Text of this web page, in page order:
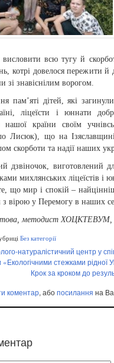
всю тугу й
котрі довелося пережити
зі знавіснілим ворогом.
пам’яті дітей, які загинули
ліцеїсти і юннати
країни своїм
Лисюк), що на
скорботи та надії наших
дзвіночок, виготовлений
михлянських ліцеїстів і
що мир і спокій –
з вірою у Перемогу в наших
методист ХОЦКТЕВУМ,
Без категорії
натуралістичний центр у
«Екологічними стежками рідної
Крок за кроком до
коментар, абопосилання на